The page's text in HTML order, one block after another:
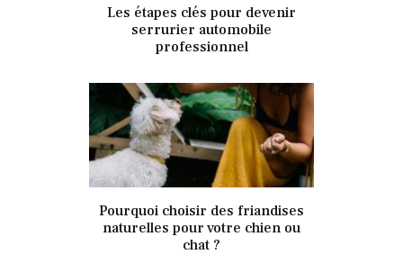
341Views 0 Likes
Les étapes clés pour devenir
serrurier automobile
professionnel
346Views 0Likes
Pourquoi choisir des friandises
naturelles pour votre chien ou
chat ?